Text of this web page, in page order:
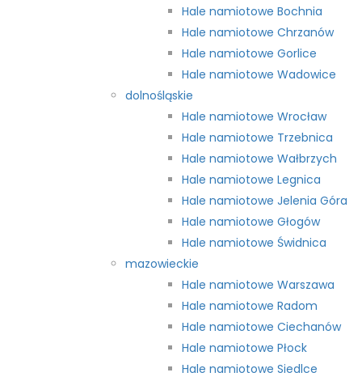
Hale namiotowe Bochnia
Hale namiotowe Chrzanów
Hale namiotowe Gorlice
Hale namiotowe Wadowice
dolnośląskie
Hale namiotowe Wrocław
Hale namiotowe Trzebnica
Hale namiotowe Wałbrzych
Hale namiotowe Legnica
Hale namiotowe Jelenia Góra
Hale namiotowe Głogów
Hale namiotowe Świdnica
mazowieckie
Hale namiotowe Warszawa
Hale namiotowe Radom
Hale namiotowe Ciechanów
Hale namiotowe Płock
Hale namiotowe Siedlce